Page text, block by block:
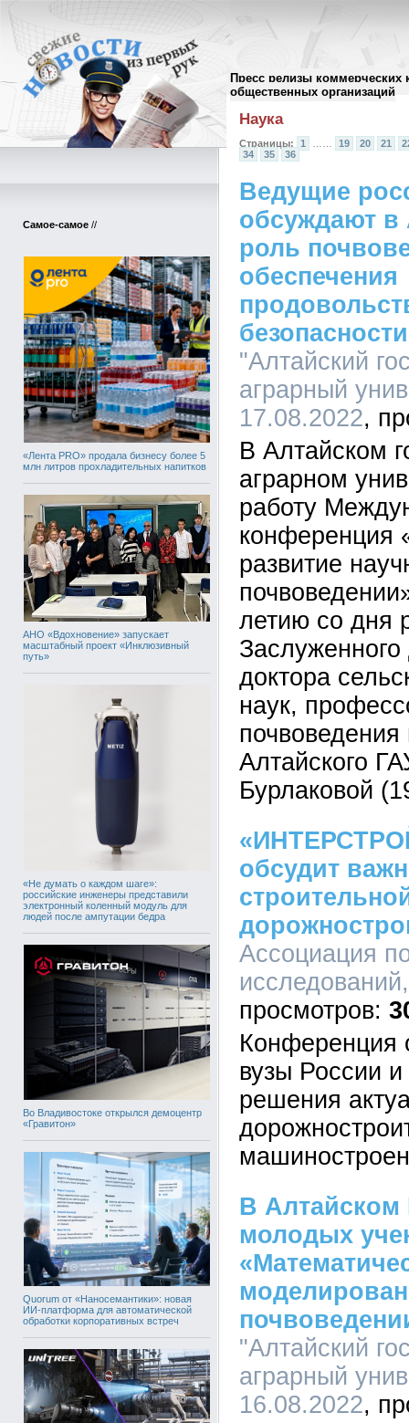
Пресс релизы коммерческих
общественных организаций
Самое-самое //
«Лента PRO» продала бизнесу более 5
млн литров прохладительных напитков
АНО «Вдохновение» запускает
масштабный проект «Инклюзивный
путь»
«Не думать о каждом шаге»:
российские инженеры представили
электронный коленный модуль для
людей после ампутации бедра
Во Владивостоке открылся демоцентр
«Гравитон»
Quorum от «Наносемантики»: новая
ИИ-платформа для автоматической
обработки корпоративных встреч
Архив пресс-релизов//
Наука
Страницы: 1 19 20 21
34
35 36
Ведущие
обсуждают в
роль
обеспечения
"Алтайский
аграрный
17.08.2022
В Алтайском
аграрном
работу
конференция
развитие
летию со дня
доктора
наук,
Алтайского
Бурлаковой
обсудит
Ассоциация
Конференция
вузы России
решения
В
молодых
"Алтайский
аграрный
16.08.2022